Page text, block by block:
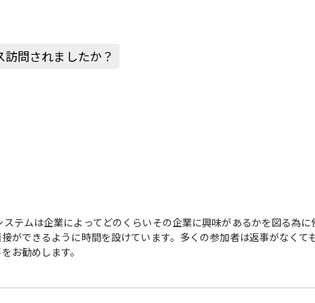
問されましたか？
テムは企業によってどのくらいその企業に興味があるかを図る為に
ができるように時間を設けています。多くの参加者は返事がなくて
お勧めします。